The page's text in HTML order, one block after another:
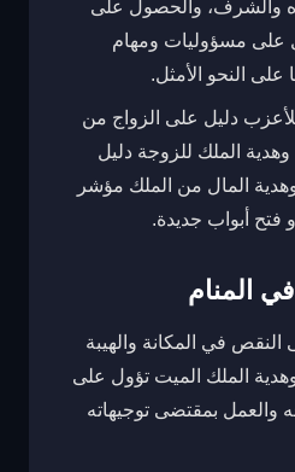
والشرف، والحصول على
على مسؤوليات ومهام
على النحو الأمثل.
دليل على الزواج من
الملك للزوجة دليل
المال من الملك مؤشر
فتح أبواب جديدة.
المنام
في المكانة والهيبة
الملك الميت تؤول على
والعمل بمقتضى توجيهاته